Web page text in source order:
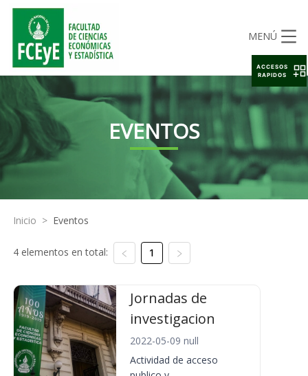
MENÚ
EVENTOS
Inicio > Eventos
4 elementos en total: 1
Jornadas de
investigacion
2022-05-09 null
Actividad de acceso
ACCESOS
RAPIDOS